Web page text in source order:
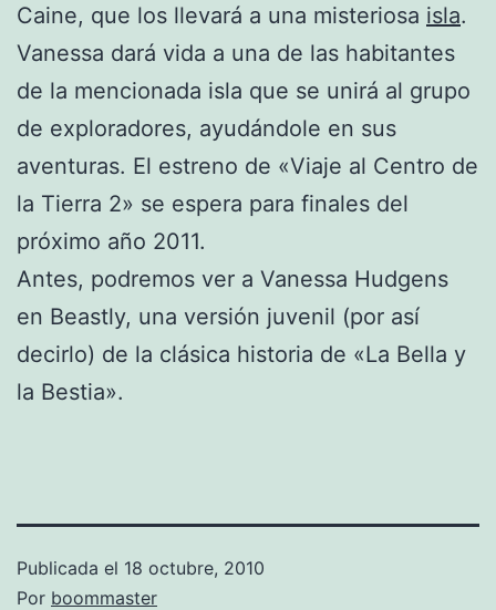
Caine, que los llevará a una misteriosa isla.
Vanessa dará vida a una de las habitantes
de la mencionada isla que se unirá al grupo
de exploradores, ayudándole en sus
aventuras. El estreno de «Viaje al Centro de
la Tierra 2» se espera para finales del
próximo año 2011.
Antes, podremos ver a Vanessa Hudgens
en Beastly, una versión juvenil (por así
decirlo) de la clásica historia de «La Bella y
la Bestia».
Publicada el 18 octubre, 2010
Por boommaster